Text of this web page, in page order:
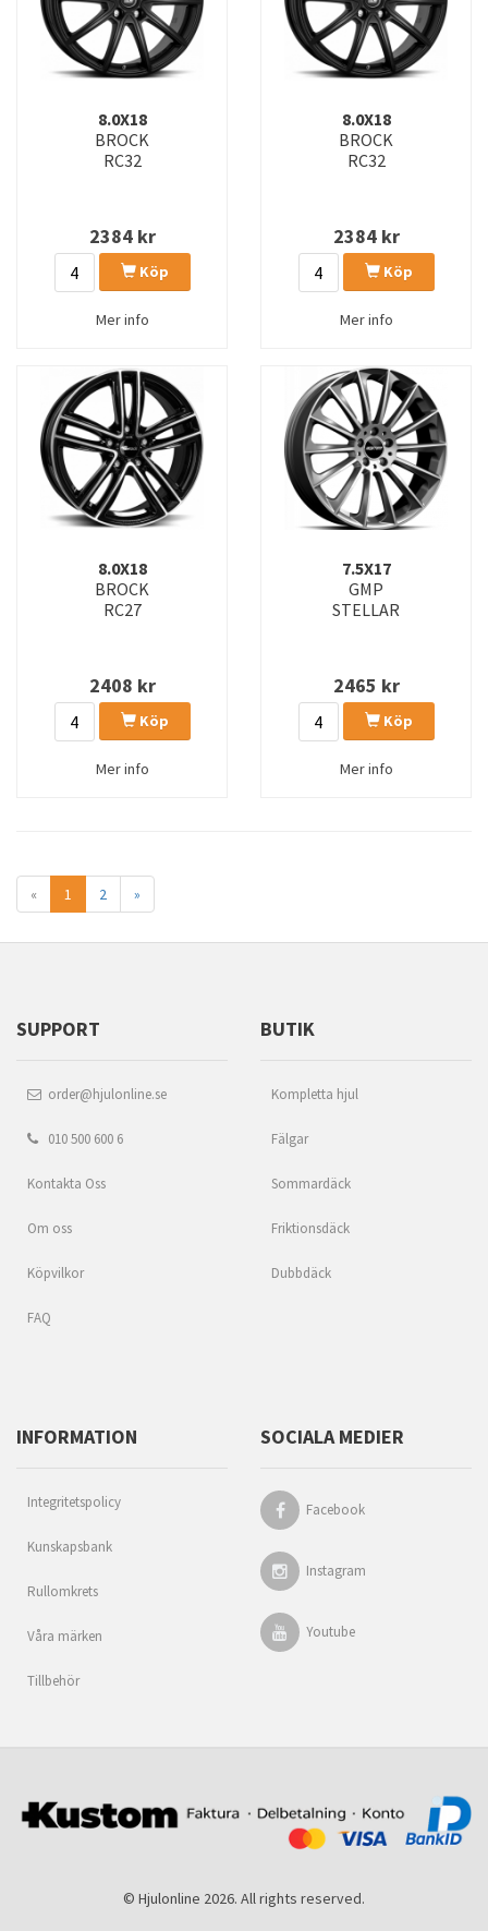
8.0X18
BROCK
RC32
2384kr
Köp
Mer info
8.0X18
BROCK
RC32
2384kr
Köp
Mer info
8.0X18
BROCK
RC27
2408 kr
Köp
Mer info
7.5X17
GMP
STELLAR
2465 kr
Köp
Mer info
« 1 2 »
SUPPORT
order@hjulonline.se
010 500 600 6
Kontakta Oss
Om oss
Köpvilkor
FAQ
BUTIK
Kompletta hjul
Fälgar
Sommardäck
Friktionsdäck
Dubbdäck
INFORMATION
Integritetspolicy
Kunskapsbank
Rullomkrets
Våra märken
Tillbehör
SOCIALA MEDIER
Facebook
Instagram
Youtube
© Hjulonline 2026. All rights reserved.